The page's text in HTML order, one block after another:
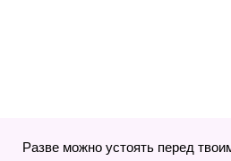
Разве можно устоять перед